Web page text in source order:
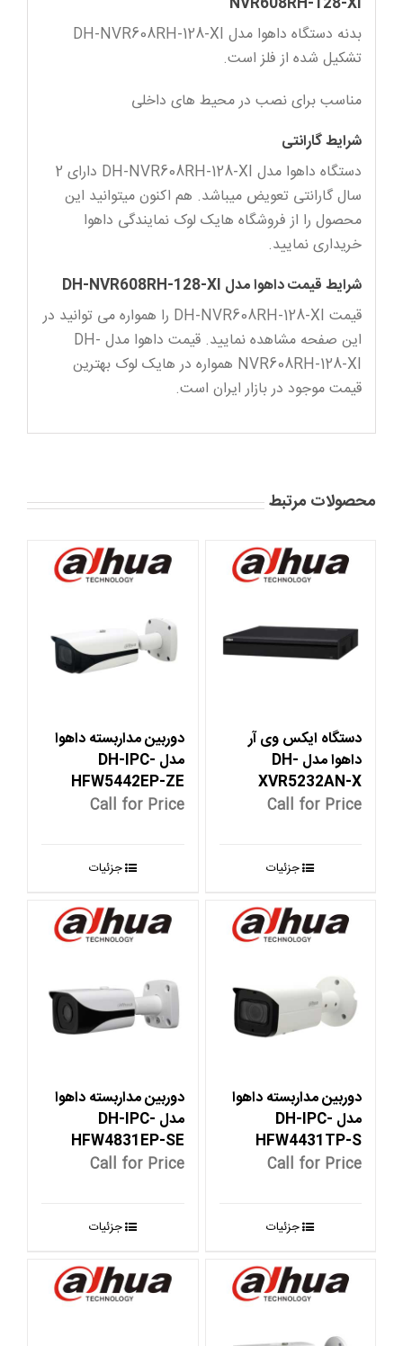
بدنه دستگاه داهوا مدل DH-NVR608RH-128-XI
تشکیل شده از فلز است.
مناسب برای نصب در محیط های داخلی
شرایط گارانتی
دستگاه داهوا مدل DH-NVR608RH-128-XI دارای 2
سال گارانتی تعویض میباشد. هم اکنون میتوانید این
محصول را از فروشگاه هایک لوک نمایندگی داهوا
خریداری نمایید.
شرایط قیمت داهوا مدل DH-NVR608RH-128-XI
قیمت DH-NVR608RH-128-XI را همواره می توانید در
این صفحه مشاهده نمایید. قیمت داهوا مدل DH-
NVR608RH-128-XI همواره در هایک لوک بهترین
قیمت موجود در بازار ایران است.
محصولات مرتبط
دستگاه ایکس وی آر
داهوا مدل DH-
XVR5232AN-X
Call for Price
جزئیات
دوربین مداربسته داهوا
مدل DH-IPC-
HFW5442EP-ZE
Call for Price
جزئیات
دوربین مداربسته داهوا
مدل DH-IPC-
HFW4431TP-S
Call for Price
جزئیات
دوربین مداربسته داهوا
مدل DH-IPC-
HFW4831EP-SE
Call for Price
جزئیات